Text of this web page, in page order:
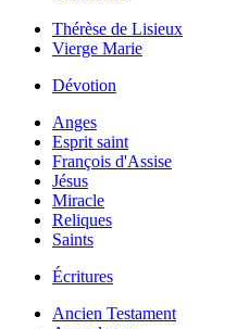
Thérèse de Lisieux
Vierge Marie
Dévotion
Anges
Esprit saint
François d'Assise
Jésus
Miracle
Reliques
Saints
Écritures
Ancien Testament